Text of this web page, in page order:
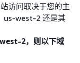
访问取决于您的主
us-west-2 还是其
2，则以下域